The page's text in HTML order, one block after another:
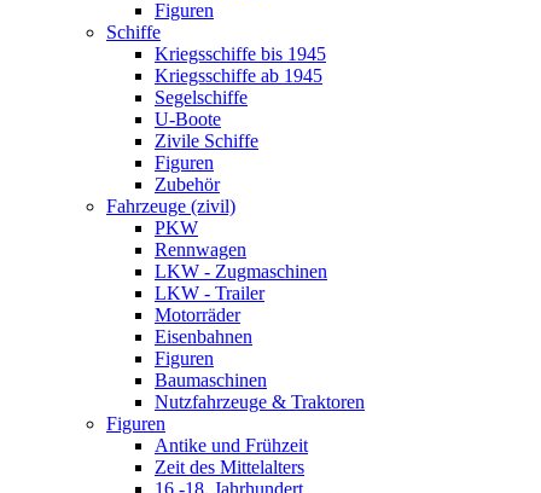
Figuren
Schiffe
Kriegsschiffe bis 1945
Kriegsschiffe ab 1945
Segelschiffe
U-Boote
Zivile Schiffe
Figuren
Zubehör
Fahrzeuge (zivil)
PKW
Rennwagen
LKW - Zugmaschinen
LKW - Trailer
Motorräder
Eisenbahnen
Figuren
Baumaschinen
Nutzfahrzeuge & Traktoren
Figuren
Antike und Frühzeit
Zeit des Mittelalters
16.-18. Jahrhundert